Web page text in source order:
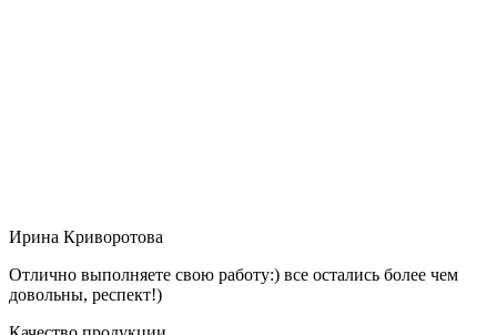
Ирина Криворотова
Отлично выполняете свою работу:) все остались более чем
довольны, респект!)